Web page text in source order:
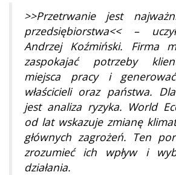
>>Przetrwanie jest
przedsiębiorstwa<< –
Andrzej Koźmiński. Firma
zaspokajać potrzeby
miejsca pracy i
właścicieli oraz państwa.
jest analiza ryzyka. World
od lat wskazuje zmianę
głównych zagrożeń. Ten
zrozumieć ich wpływ i
działania.